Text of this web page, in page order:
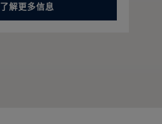
了解更多信息